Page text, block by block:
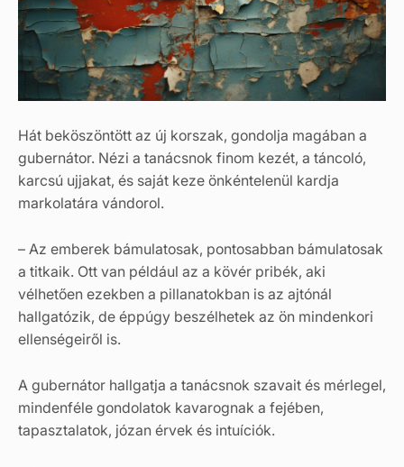
Hát beköszöntött az új korszak, gondolja magában a
gubernátor. Nézi a tanácsnok finom kezét, a táncoló,
karcsú ujjakat, és saját keze önkéntelenül kardja
markolatára vándorol.
– Az emberek bámulatosak, pontosabban bámulatosak
a titkaik. Ott van például az a kövér pribék, aki
vélhetően ezekben a pillanatokban is az ajtónál
hallgatózik, de éppúgy beszélhetek az ön mindenkori
ellenségeiről is.
A gubernátor hallgatja a tanácsnok szavait és mérlegel,
mindenféle gondolatok kavarognak a fejében,
tapasztalatok, józan érvek és intuíciók.